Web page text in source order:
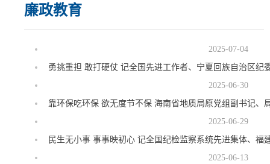
廉政教育
2025-07-04
勇挑重担 敢打硬仗 记全国先进工作者、宁夏回族自治区纪
2025-06-30
靠环保吃环保 欲无度节不保 海南省地质局原党组副书记、
2025-06-29
民生无小事 事事映初心 记全国纪检监察系统先进集体、福
2025-06-13